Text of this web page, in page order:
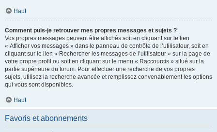
Haut
Comment puis-je retrouver mes propres messages et sujets ?
Vos propres messages peuvent être affichés soit en cliquant sur le lien
« Afficher vos messages » dans le panneau de contrôle de l’utilisateur, soit en
cliquant sur le lien « Rechercher les messages de l’utilisateur » sur la page de
votre propre profil ou soit en cliquant sur le menu « Raccourcis » situé sur la
partie supérieure du forum. Pour effectuer une recherche de vos propres
sujets, utilisez la recherche avancée et remplissez convenablement les options
qui vous sont disponibles.
Haut
Favoris et abonnements